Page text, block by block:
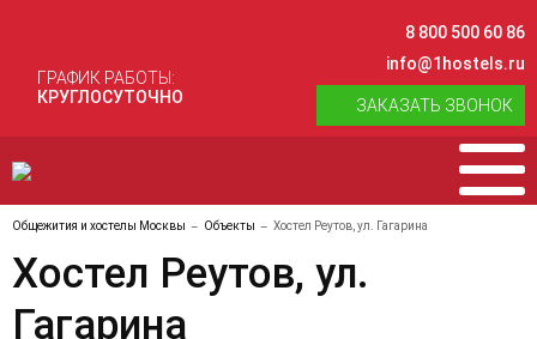
ГРАФИК РАБОТЫ:
КРУГЛОСУТОЧНО
8 800 500 60 86
info@1hostels.ru
ЗАКАЗАТЬ ЗВОНОК
Общежития и хостелы Москвы Объекты Хостел Реутов, ул. Гагарина
Хостел Реутов, ул.
Гагарина